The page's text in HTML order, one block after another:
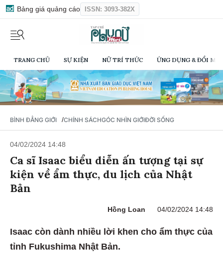
Bảng giá quảng cáo ISSN: 3093-382X
TRANG CHỦ SỰ KIỆN NỮ TRÍ THỨC ỨNG DỤNG & ĐỔI
BÌNH ĐẲNG GIỚI /CHÍNH SÁCHGÓC NHÌN GIỚIĐỜI SỐNG
04/02/2024 14:48
Ca sĩ Isaac biểu diễn ấn tượng tại sự
kiện về ẩm thực, du lịch của Nhật
Bản
Hồng Loan 04/02/2024 14:48
Isaac còn dành nhiều lời khen cho ẩm thực của
tỉnh Fukushima Nhật Bản.